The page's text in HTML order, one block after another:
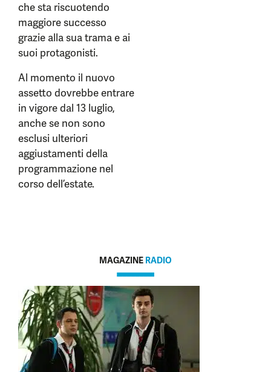
che sta riscuotendo
maggiore successo
grazie alla sua trama e ai
suoi protagonisti.
Al momento il nuovo
assetto dovrebbe entrare
in vigore dal 13 luglio,
anche se non sono
esclusi ulteriori
aggiustamenti della
programmazione nel
corso dell’estate.
MAGAZINE RADIO